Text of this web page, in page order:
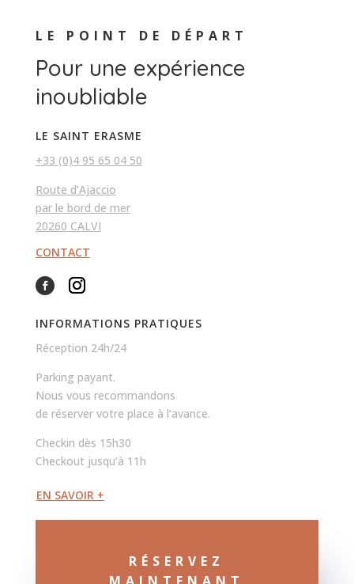
LE POINT DE DÉPART
Pour une expérience
inoubliable
LE SAINT ERASME
+33 (0)4 95 65 04 50
Route d’Ajaccio
par le bord de mer
20260 CALVI
CONTACT
INFORMATIONS PRATIQUES
Réception 24h/24
Parking payant.
Nous vous recommandons
de réserver votre place à l’avance.
Checkin dès 15h30
Checkout jusqu’à 11h
EN SAVOIR +
RÉSERVEZ